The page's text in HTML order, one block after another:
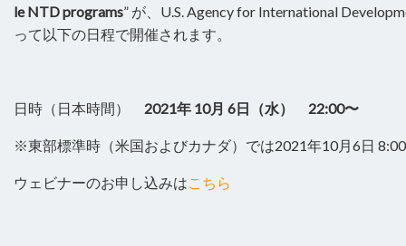
le NTD programs” が、U.S. Agency for International
って以下の日程で開催されます。
日時（日本時間） 2021年 10月 6日（水） 22:00〜
※東部標準時（米国およびカナダ）では2021年10月6日
ウェビナーのお申し込みは こちら